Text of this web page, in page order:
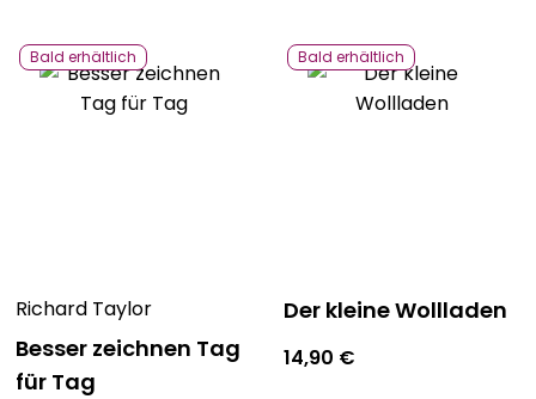
Bald erhältlich
Richard Taylor
Besser zeichnen Tag
für Tag
Bald erhältlich
Der kleine Wollladen
14,90 €